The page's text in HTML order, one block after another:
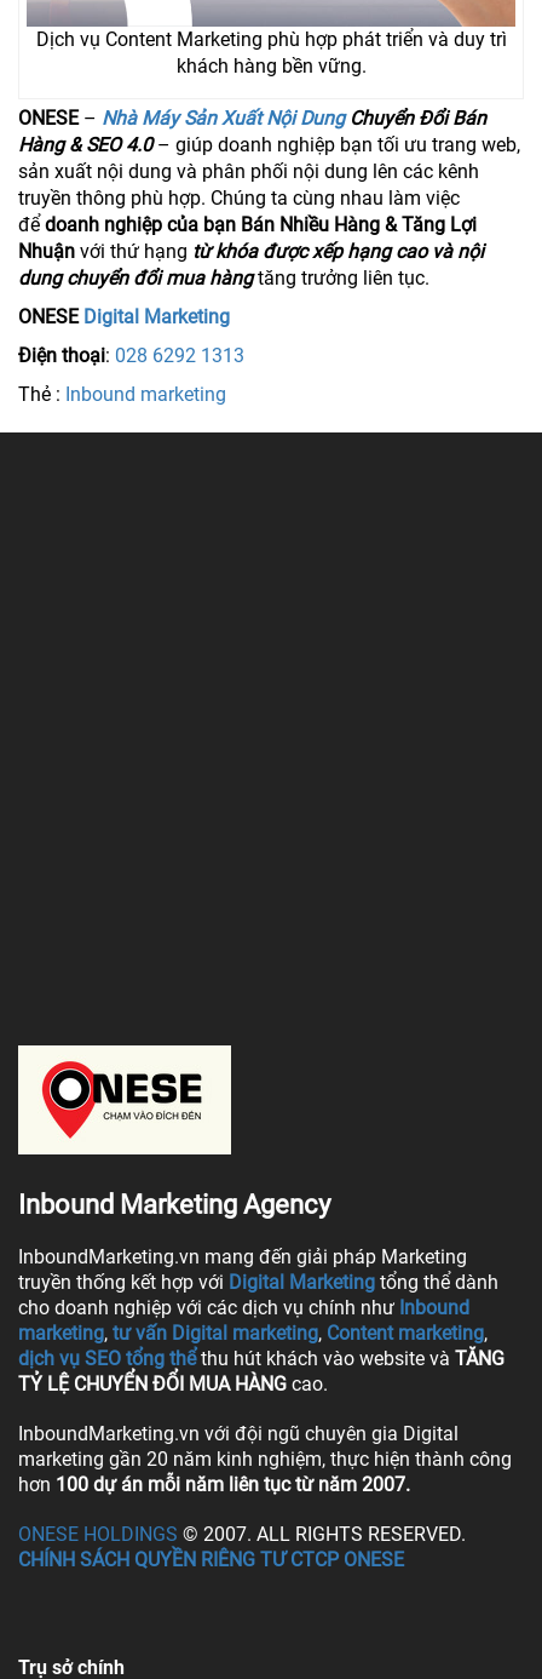
Dịch vụ Content Marketing phù hợp phát triển và duy trì
khách hàng bền vững.
ONESE– Nhà Máy Sản Xuất Nội DungChuyển Đổi Bán
Hàng & SEO 4.0– giúp doanh nghiệp bạn tối ưu trang web,
sản xuất nội dung và phân phối nội dung lên các kênh
truyền thông phù hợp. Chúng ta cùng nhau làm việc
để doanh nghiệp của bạn Bán Nhiều Hàng & Tăng Lợi
Nhuận với thứ hạng từ khóa được xếp hạng cao và nội
dung chuyển đổi mua hàngtăng trưởng liên tục.
ONESE Digital Marketing
Điện thoại: 028 6292 1313
Thẻ : Inbound marketing
Inbound Marketing Agency
InboundMarketing.vn mang đến giải pháp Marketing
truyền thống kết hợp với Digital Marketing tổng thể dành
cho doanh nghiệp với các dịch vụ chính như Inbound
marketing, tư vấn Digital marketing, Content marketing,
dịch vụ SEO tổng thể thu hút khách vào website và TĂNG
TỶ LỆ CHUYỂN ĐỔI MUA HÀNG cao.
InboundMarketing.vn với đội ngũ chuyên gia Digital
marketing gần 20 năm kinh nghiệm, thực hiện thành công
hơn 100 dự án mỗi năm liên tục từ năm 2007.
ONESE HOLDINGS © 2007. ALL RIGHTS RESERVED.
CHÍNH SÁCH QUYỀN RIÊNG TƯ CTCP ONESE
Trụ sở chính